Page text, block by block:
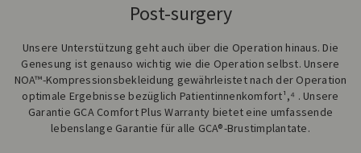
Post-surgery
Unsere Unterstützung geht auch über die Operation hinaus. Die
Genesung ist genauso wichtig wie die Operation selbst. Unsere
NOA™-Kompressionsbekleidung gewährleistet nach der Operation
optimale Ergebnisse bezüglich Patientinnenkomfort¹,⁴ . Unsere
Garantie GCA Comfort Plus Warranty bietet eine umfassende
lebenslange Garantie für alle GCA®-Brustimplantate.